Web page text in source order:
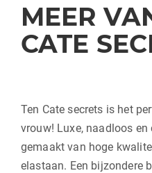
MEER
CATE
Ten Cate secrets is het
vrouw! Luxe, naadloos en
gemaakt van hoge
elastaan. Een bijzondere